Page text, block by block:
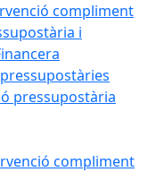
compliment
i
pressupostària
compliment